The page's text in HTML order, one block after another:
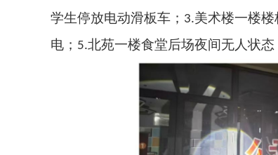
学生停放电动滑板车； 3.美术楼一楼楼
电； 5.北苑一楼食堂后场夜间无人状态